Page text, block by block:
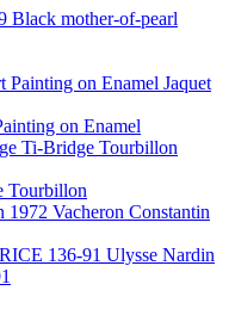
Black mother-of-pearl
Jaquet
on Enamel
Tourbillon
Vacheron Constantin
Ulysse Nardin